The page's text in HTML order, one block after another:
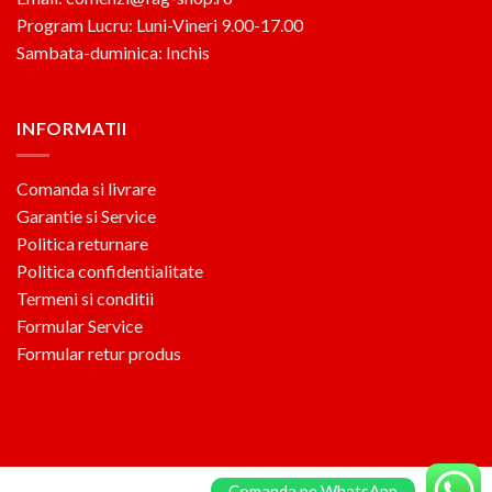
Program Lucru: Luni-Vineri 9.00-17.00
Sambata-duminica: Inchis
INFORMATII
Comanda si livrare
Garantie si Service
Politica returnare
Politica confidentialitate
Termeni si conditii
Formular Service
Formular retur produs